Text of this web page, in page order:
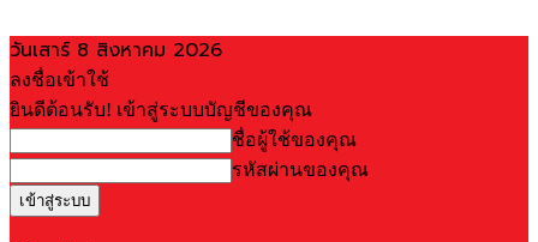
วันเสาร์ 8 สิงหาคม 2026
ลงชื่อเข้าใช้
ยินดีต้อนรับ! เข้าสู่ระบบบัญชีของคุณ
ชื่อผู้ใช้ของคุณ
รหัสผ่านของคุณ